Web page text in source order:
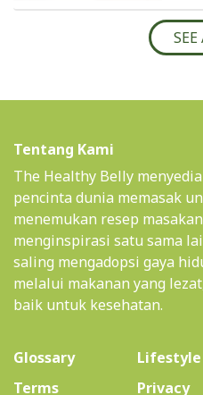
SEE
Tentang Kami
The Healthy Belly
pencinta dunia memasak
menemukan resep
menginspirasi satu sama
saling mengadopsi gaya
melalui makanan yang
baik untuk kesehatan.
Glossary Lifestyle
Terms
Privacy